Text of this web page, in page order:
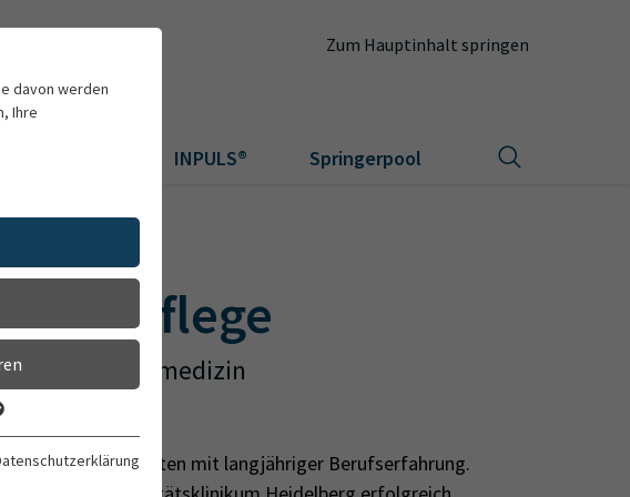
Zum Hauptinhalt springen
INPULS® Springerpool
für Palliatvmedizin
Pflegefachkräften mit langjähriger Berufserfahrung.
davon werden
Ihre
der Webseite
einwandfrei